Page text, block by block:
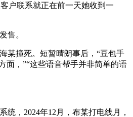
户联系就正在前一天她收到一
售。
某撞死。短暂晴朗事后，“豆包手
面，”“这些语音帮手并非简单的语
，2024年12月，布某打电线月，